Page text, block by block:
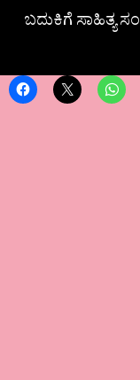
ಬದುಕಿಗೆ ಸಾಹಿತ್ಯ